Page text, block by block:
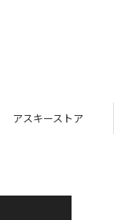
アスキーストア